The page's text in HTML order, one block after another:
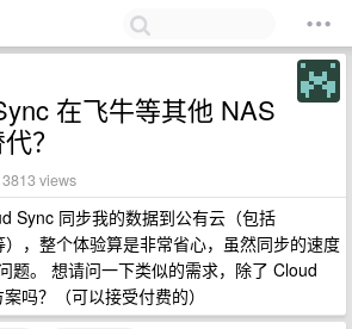
在飞牛等其他 NAS
？
3813 views
Sync 同步我的数据到公有云（包括
，整个体验算是非常省心，虽然同步的速度
题。 想请问一下类似的需求，除了 Cloud
吗？（可以接受付费的）